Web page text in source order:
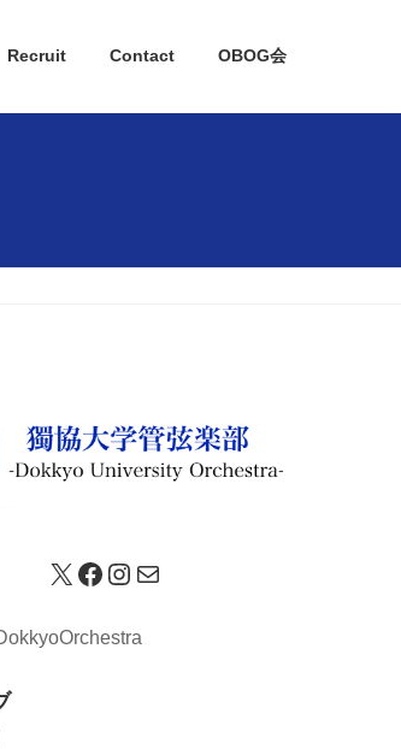
Recruit Contact OBOG会
X Facebook
Instagram
メール